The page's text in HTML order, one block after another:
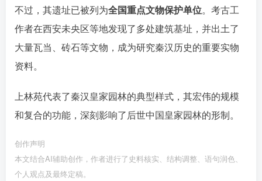
不过，其遗址已被列为全国重点文物保护单位。考古工
作者在西安未央区等地发现了多处建筑基址 ，并出土了
大量瓦当、砖石等文物 ，成为研究秦汉历史的重要实物
资料。
上林苑代表了秦汉皇家园林的典型样式，其宏伟的规模
和复合的功能，深刻影响了后世中国皇家园林的形制。󠄹󠅀󠄪󠄢󠄡󠄦󠄞󠄧󠄣󠄞󠄢󠄡󠄦󠄞󠄢󠄦󠅬󠅅󠅃󠄵󠅂󠄪󠅗󠅥󠅕󠅣󠅤󠅬󠅄󠄹󠄽󠄵󠄪󠄢󠄠󠄢󠄦󠄝󠄠󠄨󠄝󠄠󠄨󠄐󠄢󠄢󠄪󠄥󠄢󠄪󠄥󠄠󠅬󠅨󠅙󠅑󠅟󠅗󠅒󠄞󠅓󠅟󠅝󠄐󠇕󠆠󠅿󠇖󠆄󠆩󠇕󠅿󠆈󠇗󠆭󠆁󠄐󠇗󠅹󠅸󠇖󠆍󠅳󠇖󠅹󠅰󠇖󠆌󠅹
创作声明
本文结合AI辅助创作，作者进行了史料核实、结构调整、语句润色、
个人观点及最终定稿。󠄹󠅀󠄪󠄢󠄡󠄦󠄞󠄧󠄣󠄞󠄢󠄡󠄦󠄞󠄢󠄦󠅬󠅅󠅃󠄵󠅂󠄪󠅗󠅥󠅕󠅣󠅤󠅬󠅄󠄹󠄽󠄵󠄪󠄢󠄠󠄢󠄦󠄝󠄠󠄨󠄝󠄠󠄨󠄐󠄢󠄢󠄪󠄥󠄢󠄪󠄥󠄠󠅬󠅨󠅙󠅑󠅟󠅗󠅒󠄞󠅓󠅟󠅝󠄐󠇕󠆠󠅿󠇖󠆄󠆩󠇕󠅿󠆈󠇗󠆭󠆁󠄐󠇗󠅹󠅸󠇖󠆍󠅳󠇖󠅹󠅰󠇖󠆌󠅹